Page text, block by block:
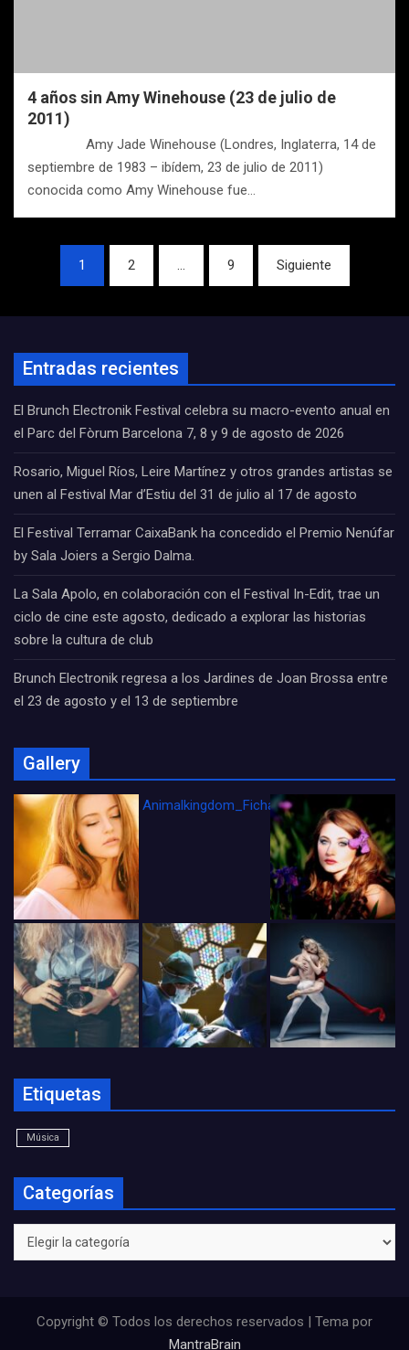
4 años sin Amy Winehouse (23 de julio de
2011)
Amy Jade Winehouse (Londres, Inglaterra, 14 de
septiembre de 1983 – ibídem, 23 de julio de 2011)
conocida como Amy Winehouse fue…
Navegación
entradas
1 2 … 9 Siguiente
Entradas recientes
El Brunch Electronik Festival celebra su macro-evento anual en
el Parc del Fòrum Barcelona 7, 8 y 9 de agosto de 2026
Rosario, Miguel Ríos, Leire Martínez y otros grandes artistas se
unen al Festival Mar d’Estiu del 31 de julio al 17 de agosto
El Festival Terramar CaixaBank ha concedido el Premio Nenúfar
by Sala Joiers a Sergio Dalma.
La Sala Apolo, en colaboración con el Festival In-Edit, trae un
ciclo de cine este agosto, dedicado a explorar las historias
sobre la cultura de club
Brunch Electronik regresa a los Jardines de Joan Brossa entre
el 23 de agosto y el 13 de septiembre
Gallery
Animalkingdom_FichaCine
Etiquetas
Música
Categorías
Categorías
Copyright © Todos los derechos reservados | Tema por
MantraBrain